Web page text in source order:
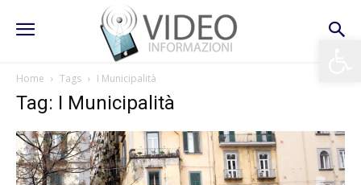
Home Tags I Municipalità
Tag: I Municipalità